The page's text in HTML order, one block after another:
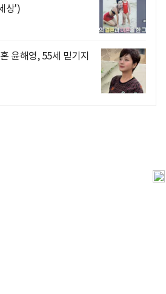
상')
윤해영, 55세 믿기지